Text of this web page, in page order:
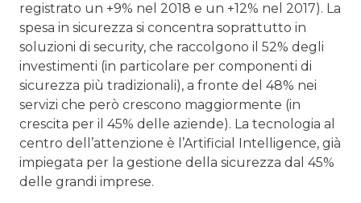
registrato un +9% nel 2018 e un +12% nel 2017). La
spesa in sicurezza si concentra soprattutto in
soluzioni di security, che raccolgono il 52% degli
investimenti (in particolare per componenti di
sicurezza più tradizionali), a fronte del 48% nei
servizi che però crescono maggiormente (in
crescita per il 45% delle aziende). La tecnologia al
centro dell’attenzione è l’Artificial Intelligence, già
impiegata per la gestione della sicurezza dal 45%
delle grandi imprese.